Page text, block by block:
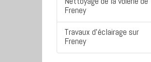
Freney
Travaux d'éclairage sur
Freney